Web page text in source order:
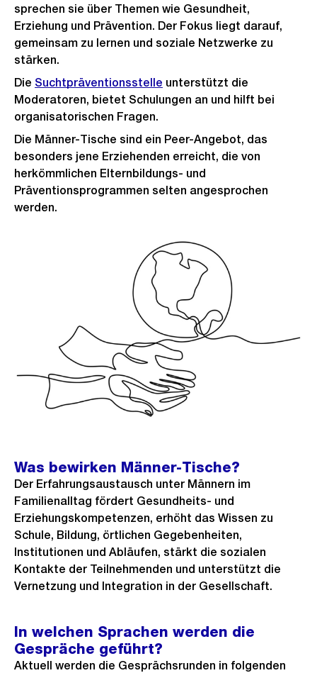
sprechen sie über Themen wie Gesundheit,
Erziehung und Prävention. Der Fokus liegt darauf,
gemeinsam zu lernen und soziale Netzwerke zu
stärken.
Die Suchtpräventionsstelle unterstützt die
Moderatoren, bietet Schulungen an und hilft bei
organisatorischen Fragen.
Die Männer-Tische sind ein Peer-Angebot, das
besonders jene Erziehenden erreicht, die von
herkömmlichen Elternbildungs- und
Präventionsprogrammen selten angesprochen
werden.
Was bewirken Männer-Tische?
Der Erfahrungsaustausch unter Männern im
Familienalltag fördert Gesundheits- und
Erziehungskompetenzen, erhöht das Wissen zu
Schule, Bildung, örtlichen Gegebenheiten,
Institutionen und Abläufen, stärkt die sozialen
Kontakte der Teilnehmenden und unterstützt die
Vernetzung und Integration in der Gesellschaft.
In welchen Sprachen werden die
Gespräche geführt?
Aktuell werden die Gesprächsrunden in folgenden